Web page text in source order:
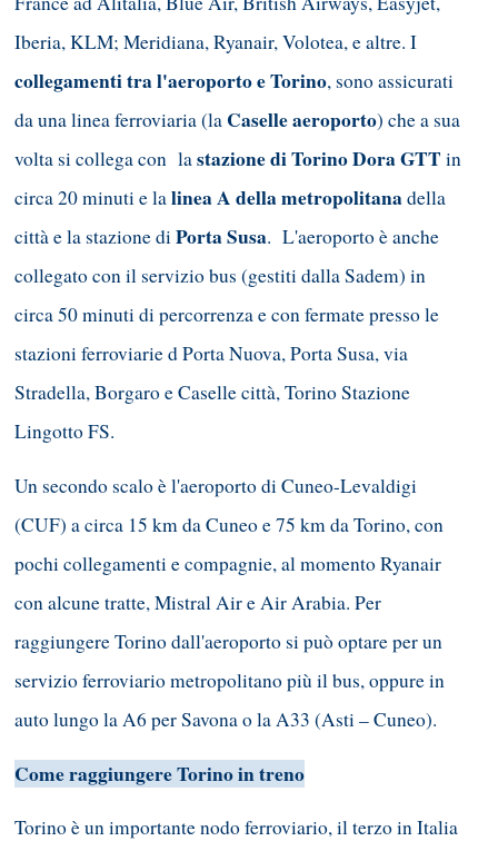
Iberia, KLM; Meridiana, Ryanair, Volotea, e altre. I
collegamenti tra l'aeroporto e Torino, sono assicurati
da una linea ferroviaria (la Caselle aeroporto) che a sua
volta si collega con lastazione di Torino Dora GTT in
circa 20 minuti e lalinea A della metropolitanadella
città e la stazione diPorta Susa. L'aeroporto è anche
collegato con il servizio bus (gestiti dalla Sadem) in
circa 50 minuti di percorrenza e con fermate presso le
stazioni ferroviarie d Porta Nuova, Porta Susa, via
Stradella, Borgaro e Caselle città, Torino Stazione
Lingotto FS.
Un secondo scalo è l'aeroporto di Cuneo-Levaldigi
(CUF) a circa 15 km da Cuneo e 75 km da Torino, con
pochi collegamenti e compagnie, al momento Ryanair
con alcune tratte, Mistral Air e Air Arabia. Per
raggiungere Torino dall'aeroporto si può optare per un
servizio ferroviario metropolitano più il bus, oppure in
auto lungo la A6 per Savona o la A33 (Asti – Cuneo).
Come raggiungere Torino in treno
Torino è un importante nodo ferroviario, il terzo in Italia